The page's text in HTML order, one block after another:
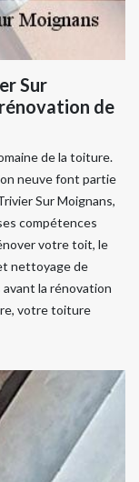
Sur
de
de la toiture.
neuve font partie
Sur Moignans,
compétences
votre toit, le
nettoyage de
la rénovation
votre toiture